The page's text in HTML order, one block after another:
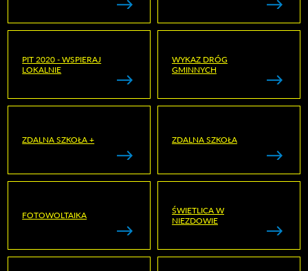
PIT 2020 - WSPIERAJ
LOKALNIE
WYKAZ DRÓG
GMINNYCH
ZDALNA SZKOŁA + ZDALNA SZKOŁA
FOTOWOLTAIKA
ŚWIETLICA W
NIEZDOWIE